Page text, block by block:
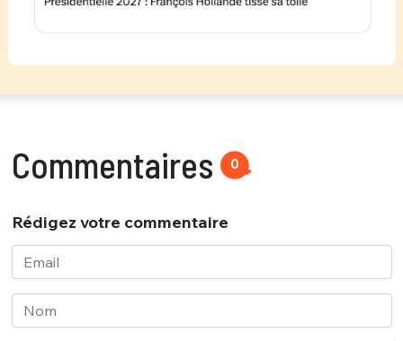
Commentaires 0
Rédigez votre commentaire